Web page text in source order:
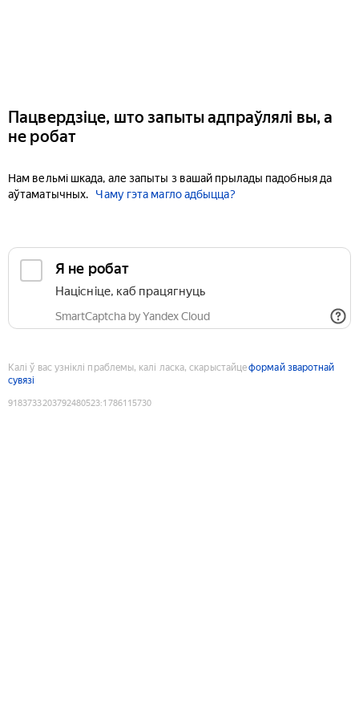
Пацвердзіце, што запыты адпраўлялі вы, а
не робат
Нам вельмі шкада, але запыты з вашай прылады падобныя да
аўтаматычных.
Чаму гэта магло адбыцца?
Я не робат
Націсніце, каб працягнуць
SmartCaptcha by Yandex Cloud
Калі ў вас узніклі праблемы, калі ласка, скарыстайцеформай зваротнай
сувязі
9183733203792480523:1786115730